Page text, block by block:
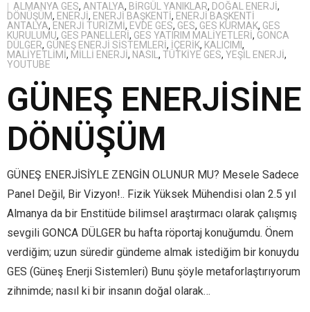
ALMANYA GES, ANTALYA, BİRGÜL YANIKLAR, DOĞAL ENERJI,
DÖNÜŞÜM, ENERJI, ENERJI BAŞKENTI, ENERJI BAŞKENTI
ANTALYA, ENERJI TURIZMI, EVDE GES, GES, GES KURMAK, GES
KURULUMU, GES PANELLERI, GES YATIRIM MALIYETLERI, GONCA
DÜLGER, GÜNEŞ ENERJI SISTEMLERI, IÇERIK, KALICIMI ,
MALIYETLIMI, MİLLİ ENERJİ, NASIL, TÜTKIYE GES, YEŞIL ENERJI,
YOUTUBE
GÜNEŞ ENERJİSİNE
DÖNÜŞÜM
GÜNEŞ ENERJİSİYLE ZENGİN OLUNUR MU? Mesele Sadece
Panel Değil, Bir Vizyon!.. Fizik Yüksek Mühendisi olan 2.5 yıl
Almanya da bir Enstitüde bilimsel araştırmacı olarak çalışmış
sevgili GONCA DÜLGER bu hafta röportaj konuğumdu. Önem
verdiğim; uzun süredir gündeme almak istediğim bir konuydu
GES (Güneş Enerji Sistemleri) Bunu şöyle metaforlaştırıyorum
zihnimde; nasıl ki bir insanın doğal olarak…